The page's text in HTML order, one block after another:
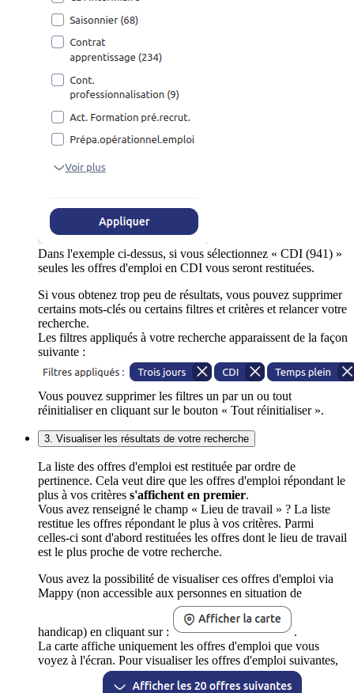
Dans l'exemple ci-dessus, si vous sélectionnez « CDI (941) »
seules les offres d'emploi en CDI vous seront restituées.
Si vous obtenez trop peu de résultats, vous pouvez supprimer
certains mots-clés ou certains filtres et critères et relancer votre
recherche.
Les filtres appliqués à votre recherche apparaissent de la façon
suivante :
Vous pouvez supprimer les filtres un par un ou tout
réinitialiser en cliquant sur le bouton « Tout réinitialiser ».
3. Visualiser les résultats de votre recherche
La liste des offres d'emploi est restituée par ordre de
pertinence. Cela veut dire que les offres d'emploi répondant le
plus à vos critères s'affichent en premier.
Vous avez renseigné le champ « Lieu de travail » ? La liste
restitue les offres répondant le plus à vos critères. Parmi
celles-ci sont d'abord restituées les offres dont le lieu de travail
est le plus proche de votre recherche.
Vous avez la possibilité de visualiser ces offres d'emploi via
Mappy (non accessible aux personnes en situation de
handicap) en cliquant sur :
.
La carte affiche uniquement les offres d'emploi que vous
voyez à l'écran. Pour visualiser les offres d'emploi suivantes,